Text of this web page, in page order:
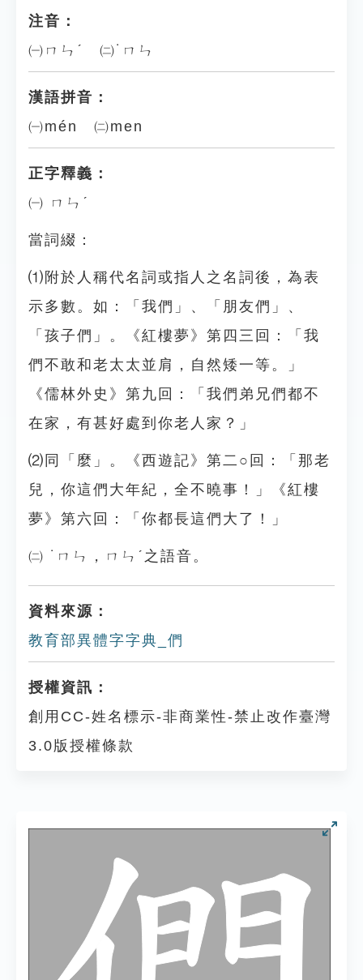
注音：
㈠ㄇㄣˊ ㈡˙ㄇㄣ
漢語拼音：
㈠mén ㈡men
正字釋義：
㈠ ㄇㄣˊ
當詞綴：
⑴附於人稱代名詞或指人之名詞後，為表
示多數。如：「我們」、「朋友們」、
「孩子們」。《紅樓夢》第四三回：「我
們不敢和老太太並肩，自然矮一等。」
《儒林外史》第九回：「我們弟兄們都不
在家，有甚好處到你老人家？」
⑵同「麼」。《西遊記》第二○回：「那老
兒，你這們大年紀，全不曉事！」《紅樓
夢》第六回：「你都長這們大了！」
㈡ ˙ㄇㄣ，ㄇㄣˊ之語音。
資料來源：
教育部異體字字典_們
授權資訊：
創用CC-姓名標示-非商業性-禁止改作臺灣
3.0版授權條款